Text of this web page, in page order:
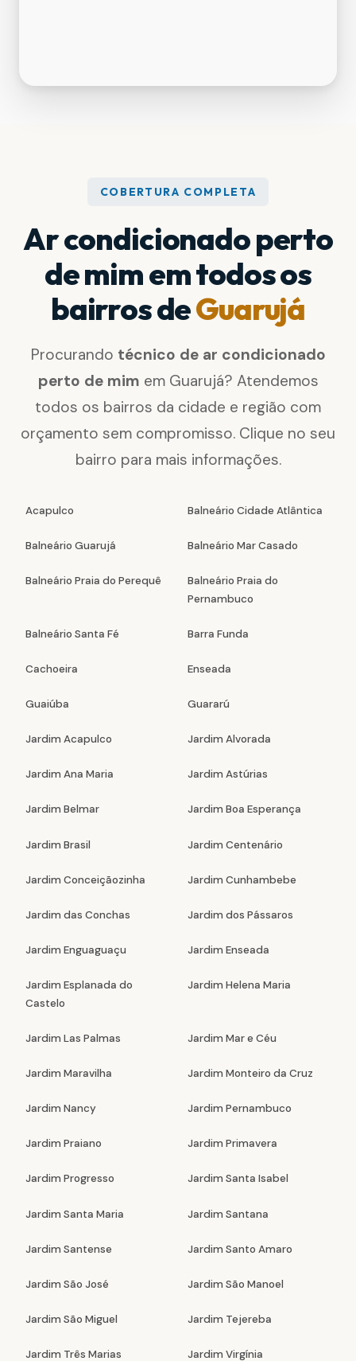
COBERTURA COMPLETA
Ar condicionado perto
de mim em todos os
bairros deGuarujá
Procurando técnico de ar condicionado
perto de mim em Guarujá? Atendemos
todos os bairros da cidade e região com
orçamento sem compromisso. Clique no seu
bairro para mais informações.
Acapulco Balneário Cidade Atlântica
Balneário Guarujá Balneário Mar Casado
Balneário Praia do Perequê
Balneário Praia do
Pernambuco
Balneário Santa Fé Barra Funda
Cachoeira Enseada
Guaiúba Guararú
Jardim Acapulco Jardim Alvorada
Jardim Ana Maria Jardim Astúrias
Jardim Belmar Jardim Boa Esperança
Jardim Brasil Jardim Centenário
Jardim Conceiçãozinha Jardim Cunhambebe
Jardim das Conchas Jardim dos Pássaros
Jardim Enguaguaçu Jardim Enseada
Jardim Esplanada do
Castelo
Jardim Helena Maria
Jardim Las Palmas Jardim Mar e Céu
Jardim Maravilha Jardim Monteiro da Cruz
Jardim Nancy Jardim Pernambuco
Jardim Praiano Jardim Primavera
Jardim Progresso Jardim Santa Isabel
Jardim Santa Maria Jardim Santana
Jardim Santense Jardim Santo Amaro
Jardim São José Jardim São Manoel
Jardim São Miguel Jardim Tejereba
Jardim Três Marias Jardim Virgínia